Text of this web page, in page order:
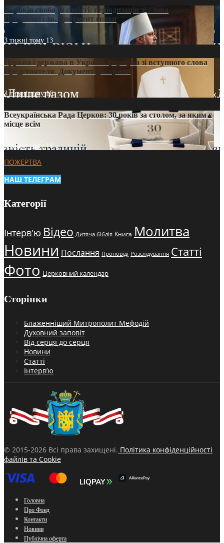
35 років свободи совісті: періодизація зі слова
Предстоятеля. Документ епохи
3 тижні тому 13
Церква і держава в Україні: формула зі вступного слова
Предстоятеля. Документ доктрини
3 тижні тому16
Всеукраїнська Рада Церков: 30 років за столом, за яким є
місце всім
3 тижні тому14
ПОЖЕРТВА
НАШ ТЕЛЕГРАМ
Категорії
Інтерв'ю Відео Дитяча біблія Книга Молитва
Новини Послання Проповіді Розслідування Статті
Фото Церковний календар
Сторінки
Блаженніший Митрополит Мефодій
Духовний заповіт
Від серця до серця
Новини
Статті
Інтерв’ю
© 2015-2026 Всі права захищені. Політика конфіденційності
файлів та Cookie
Головна
Про Фонд
Контакти
Новини
Публічна оферта